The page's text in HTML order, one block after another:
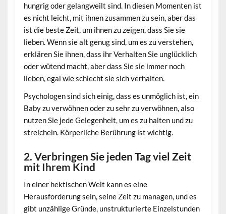
hungrig oder gelangweilt sind. In diesen Momenten ist
es nicht leicht, mit ihnen zusammen zu sein, aber das
ist die beste Zeit, um ihnen zu zeigen, dass Sie sie
lieben. Wenn sie alt genug sind, um es zu verstehen,
erklären Sie ihnen, dass ihr Verhalten Sie unglücklich
oder wütend macht, aber dass Sie sie immer noch
lieben, egal wie schlecht sie sich verhalten.
Psychologen sind sich einig, dass es unmöglich ist, ein
Baby zu verwöhnen oder zu sehr zu verwöhnen, also
nutzen Sie jede Gelegenheit, um es zu halten und zu
streicheln. Körperliche Berührung ist wichtig.
2. Verbringen Sie jeden Tag viel Zeit
mit Ihrem Kind
In einer hektischen Welt kann es eine
Herausforderung sein, seine Zeit zu managen, und es
gibt unzählige Gründe, unstrukturierte Einzelstunden